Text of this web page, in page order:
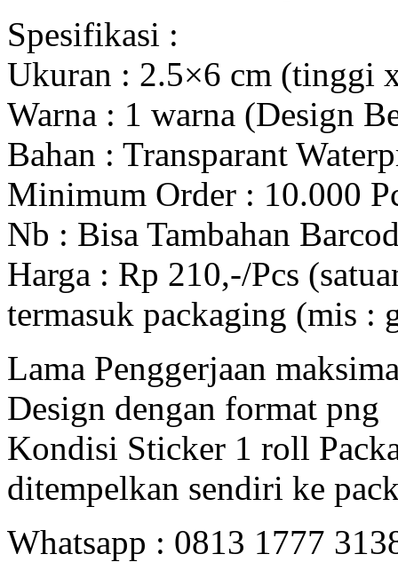
Spesifikasi :
Ukuran : 2.5×6 cm (tinggi
Warna : 1 warna (Design
Bahan : Transparant
Minimum Order : 10.000
Nb : Bisa Tambahan
Harga : Rp 210,-/Pcs
termasuk packaging (mis :
Lama Penggerjaan
Design dengan format png
Kondisi Sticker 1 roll
ditempelkan sendiri ke
Whatsapp : 0813 1777